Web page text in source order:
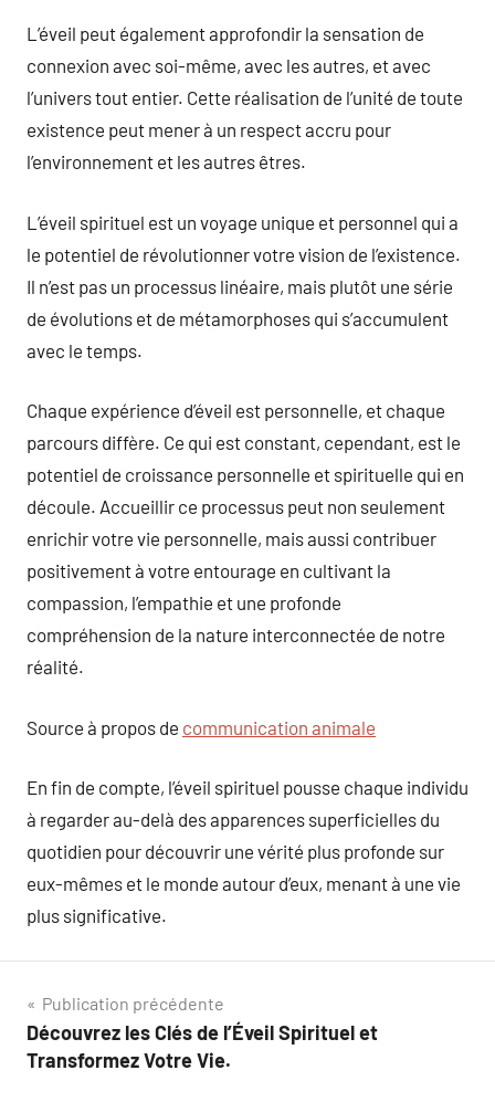
L’éveil peut également approfondir la sensation de
connexion avec soi-même, avec les autres, et avec
l’univers tout entier. Cette réalisation de l’unité de toute
existence peut mener à un respect accru pour
l’environnement et les autres êtres.
L’éveil spirituel est un voyage unique et personnel qui a
le potentiel de révolutionner votre vision de l’existence.
Il n’est pas un processus linéaire, mais plutôt une série
de évolutions et de métamorphoses qui s’accumulent
avec le temps.
Chaque expérience d’éveil est personnelle, et chaque
parcours diffère. Ce qui est constant, cependant, est le
potentiel de croissance personnelle et spirituelle qui en
découle. Accueillir ce processus peut non seulement
enrichir votre vie personnelle, mais aussi contribuer
positivement à votre entourage en cultivant la
compassion, l’empathie et une profonde
compréhension de la nature interconnectée de notre
réalité.
Source à propos de communication animale
En fin de compte, l’éveil spirituel pousse chaque individu
à regarder au-delà des apparences superficielles du
quotidien pour découvrir une vérité plus profonde sur
eux-mêmes et le monde autour d’eux, menant à une vie
plus significative.
Navigation
de
Publication précédente
Découvrez les Clés de l’Éveil Spirituel et
Transformez Votre Vie.